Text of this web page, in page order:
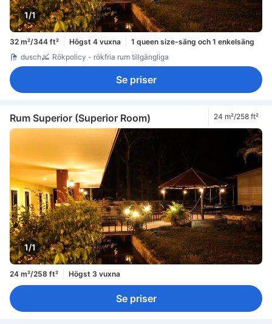
1/1
32 m²/344 ft² Högst 4 vuxna
1 queen size-säng och 1 enkelsäng
dusch
Rökpolicy - rökfria rum tillgängliga
Se priser
Rum Superior (Superior Room) 24 m²/258 ft²
1/1
24 m²/258 ft² Högst 3 vuxna
Se priser